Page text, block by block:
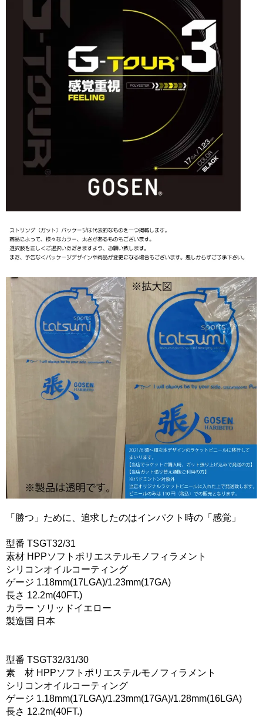
「勝つ」ために、追求したのはインパクト時の「感覚」
型番 TSGT32/31
素材 HPPソフトポリエステルモノフィラメント
シリコンオイルコーティング
ゲージ 1.18mm(17LGA)/1.23mm(17GA)
長さ 12.2m(40FT.)
カラー ソリッドイエロー
製造国 日本
型番 TSGT32/31/30
素 材 HPPソフトポリエステルモノフィラメント
シリコンオイルコーティング
ゲージ 1.18mm(17LGA)/1.23mm(17GA)/1.28mm(16LGA)
長さ 12.2m(40FT.)